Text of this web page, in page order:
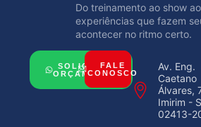
Do treinamento ao show
experiências que fazem
acontecer no ritmo certo.
SOLICITAR
ORÇAMENTO
FALE
CONOSCO
Av. Eng.
Caetano
Álvares,
Imirim -
02413-